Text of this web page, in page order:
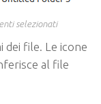
selezionati
dei file. Le icone
al file